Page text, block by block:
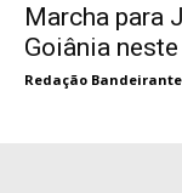
Marcha para
Goiânia
Redação